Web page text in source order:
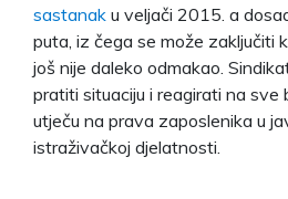
sastanak u veljači 2015. a
puta, iz čega se može zaključiti
još nije daleko odmakao.
pratiti situaciju i reagirati na sve
utječu na prava zaposlenika u
istraživačkoj djelatnosti.